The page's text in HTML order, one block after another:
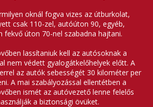
oknál fogva vizes az útburkolat,
csak 110-zel, autóúton 90, egyéb,
fekvő úton 70-nel szabadna hajtani.
lassítaniuk kell az autósoknak a
nem védett gyalogátkelőhelyek előtt. A
az autók sebességét 30 kilométer per
A mai szabályozással ellentétben a
ismét az autóvezető lenne felelős
a biztonsági övüket.